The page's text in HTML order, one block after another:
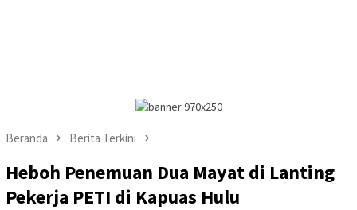
Beranda Berita Terkini
Heboh Penemuan Dua Mayat di Lanting
Pekerja PETI di Kapuas Hulu